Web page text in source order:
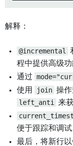
解释：
@incremental
程中提供高级
通过
使用
join 操
left_anti
来
便于跟踪和调试
最后，将新行以